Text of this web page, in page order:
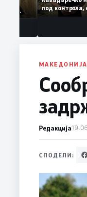
му
од
кога му гори
под
целосно
МАКЕДОНИЈА
Редакција
СПОДЕЛИ: